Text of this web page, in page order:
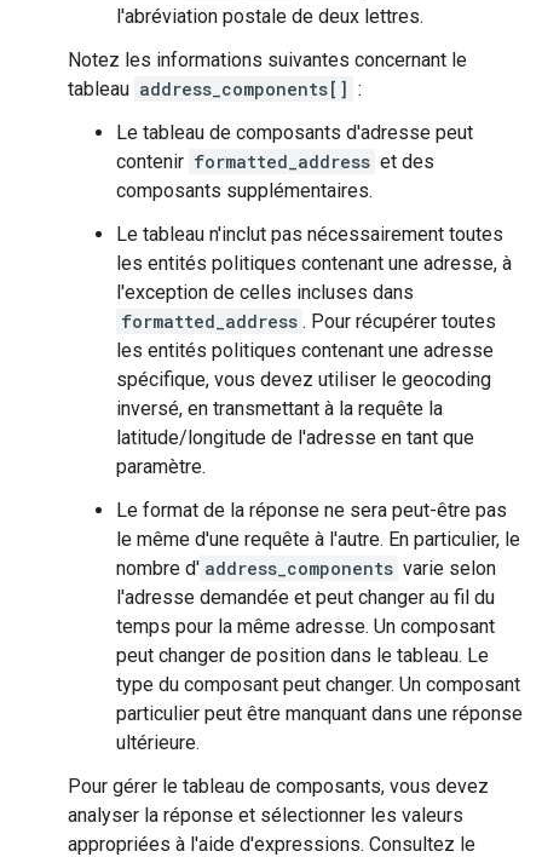
l'abréviation postale de deux lettres.
Notez les informations suivantes concernant le
tableau address_components[] :
Le tableau de composants d'adresse peut
contenir formatted_address et des
composants supplémentaires.
Le tableau n'inclut pas nécessairement toutes
les entités politiques contenant une adresse, à
l'exception de celles incluses dans
formatted_address . Pour récupérer toutes
les entités politiques contenant une adresse
spécifique, vous devez utiliser le geocoding
inversé, en transmettant à la requête la
latitude/longitude de l'adresse en tant que
paramètre.
Le format de la réponse ne sera peut-être pas
le même d'une requête à l'autre. En particulier, le
nombre d' address_components varie selon
l'adresse demandée et peut changer au fil du
temps pour la même adresse. Un composant
peut changer de position dans le tableau. Le
type du composant peut changer. Un composant
particulier peut être manquant dans une réponse
ultérieure.
Pour gérer le tableau de composants, vous devez
analyser la réponse et sélectionner les valeurs
appropriées à l'aide d'expressions. Consultez le